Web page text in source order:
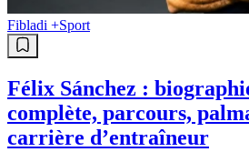
Fibladi +Sport
Félix Sánchez :
complète, parcours,
carrière d’entraîneur